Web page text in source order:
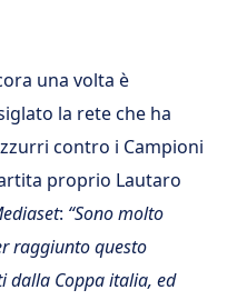
una volta è
la rete che ha
contro i Campioni
proprio Lautaro
: “Sono molto
raggiunto questo
dalla Coppa italia, ed